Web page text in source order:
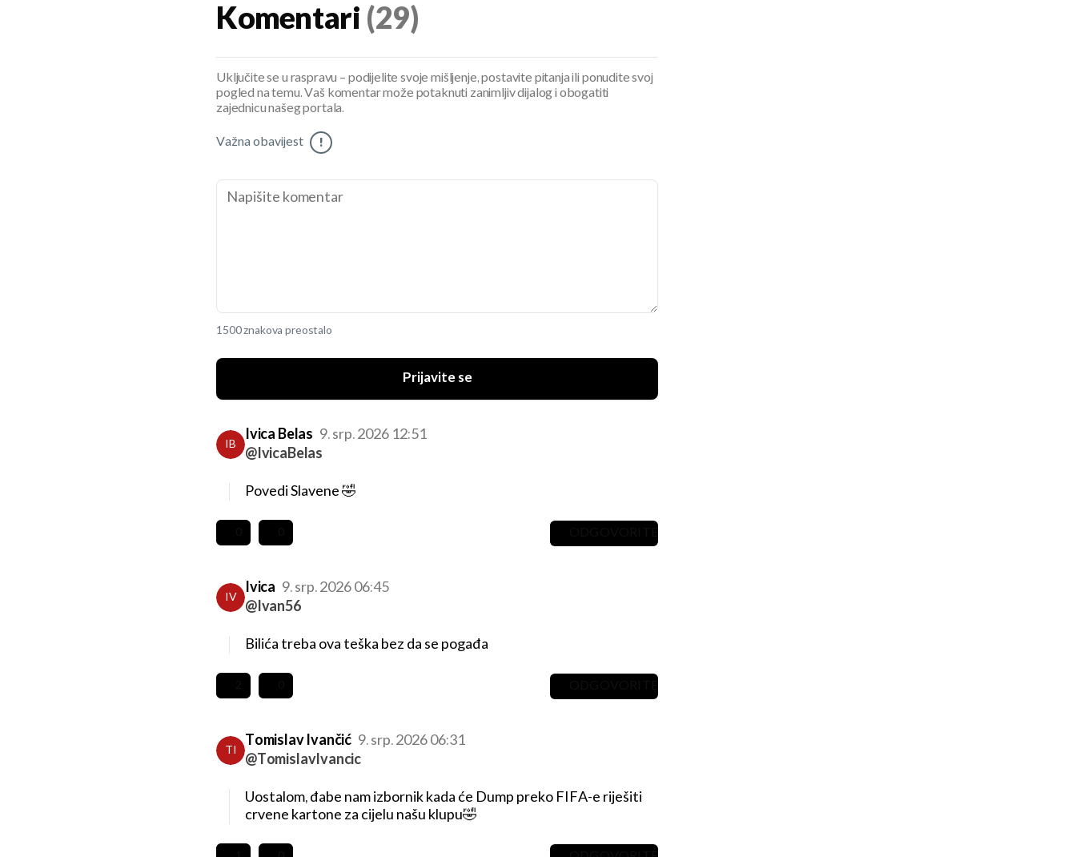
Komentari (29)
Uključite se u raspravu – podijelite svoje mišljenje, postavite pitanja ili ponudite svoj
pogled na temu. Vaš komentar može potaknuti zanimljiv dijalog i obogatiti
zajednicu našeg portala.
Važna obavijest !
1500 znakova preostalo
Prijavite se
IB
Ivica Belas
@IvicaBelas
9. srp. 2026 12:51
Povedi Slavene 🤣
IV
Ivica
@Ivan56
9. srp. 2026 06:45
Bilića treba ova teška bez da se pogađa
TI
Tomislav Ivančić
@TomislavIvancic
9. srp. 2026 06:31
Uostalom, đabe nam izbornik kada će Dump preko FIFA-e riješiti
crvene kartone za cijelu našu klupu🤣